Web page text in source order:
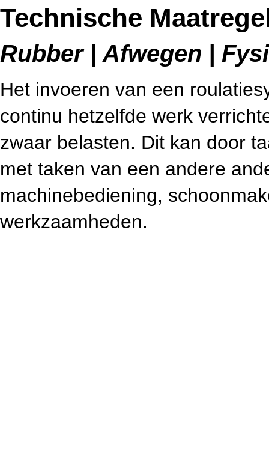
Technische
Rubber | Afwegen |
Het invoeren van een
continu hetzelfde werk
zwaar belasten. Dit kan door
met taken van een andere
machinebediening,
werkzaamheden.